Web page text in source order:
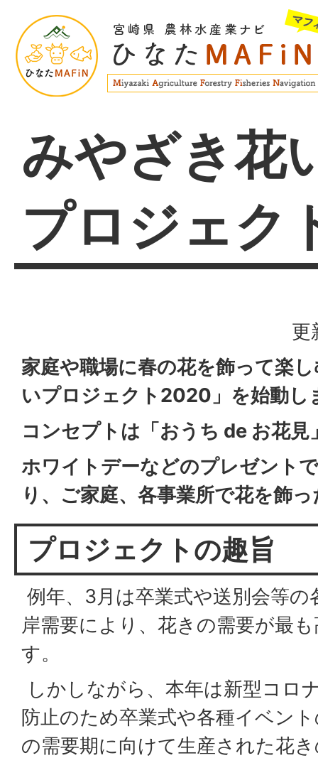
みやざき花
プロジェク
更
家庭や職場に春の花を飾って楽
いプロジェクト2020」を始動し
コンセプトは「おうち de お花見
ホワイトデーなどのプレゼント
り、ご家庭、各事業所で花を飾
プロジェクトの趣旨
例年、3月は卒業式や送別会等
岸需要により、花きの需要が最
す。
しかしながら、本年は新型コロ
防止のため卒業式や各種イベン
の需要期に向けて生産された花